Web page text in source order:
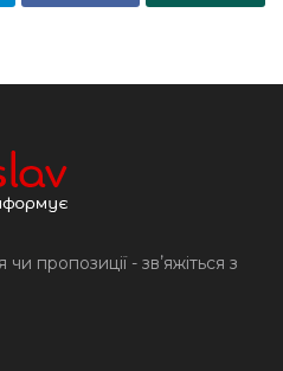
пропозиції - звʼяжіться з